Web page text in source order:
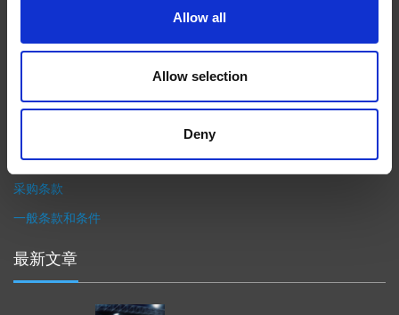
Allow all
Allow selection
Deny
（加工时间仅占其他方法所需时间的一小部分）来提高成品轮廓的
工解决方案系列可以触及您看不到的零件表面，并且对其进行成型
加工和完善，从而提供可以衡量改善程度的业绩。
隐私政策
打印
采购条款
一般条款和条件
最新文章